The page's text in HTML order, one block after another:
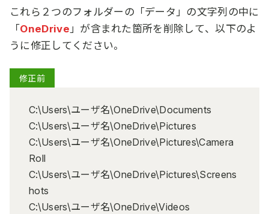
これら２つのフォルダーの「データ」の文字列の中に
「OneDrive」が含まれた箇所を削除して、以下のよ
うに修正してください。
修正前
C:\Users\ユーザ名\OneDrive\Documents
C:\Users\ユーザ名\OneDrive\Pictures
C:\Users\ユーザ名\OneDrive\Pictures\Camera
Roll
C:\Users\ユーザ名\OneDrive\Pictures\Screens
hots
C:\Users\ユーザ名\OneDrive\Videos